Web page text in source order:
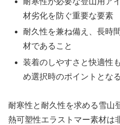
材劣化を防ぐ重要な要素
耐久性を兼ね備え、長時
材であること
装着のしやすさと快適性
め選択時のポイントとなる
耐寒性と耐久性を求める雪山
熱可塑性エラストマー素材は